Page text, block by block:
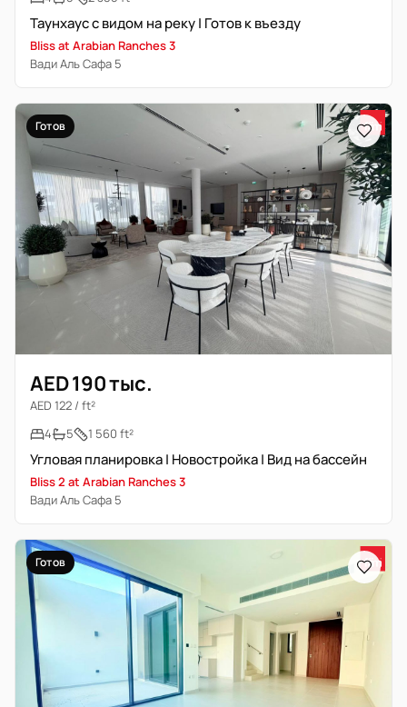
Таунхаус с видом на реку | Готов к въезду
Bliss at Arabian Ranches 3
Вади Аль Сафа 5
Готов
AED 190 тыс.
AED 122 / ft²
4
5 1 560 ft²
Угловая планировка | Новостройка | Вид на бассейн
Bliss 2 at Arabian Ranches 3
Вади Аль Сафа 5
Готов